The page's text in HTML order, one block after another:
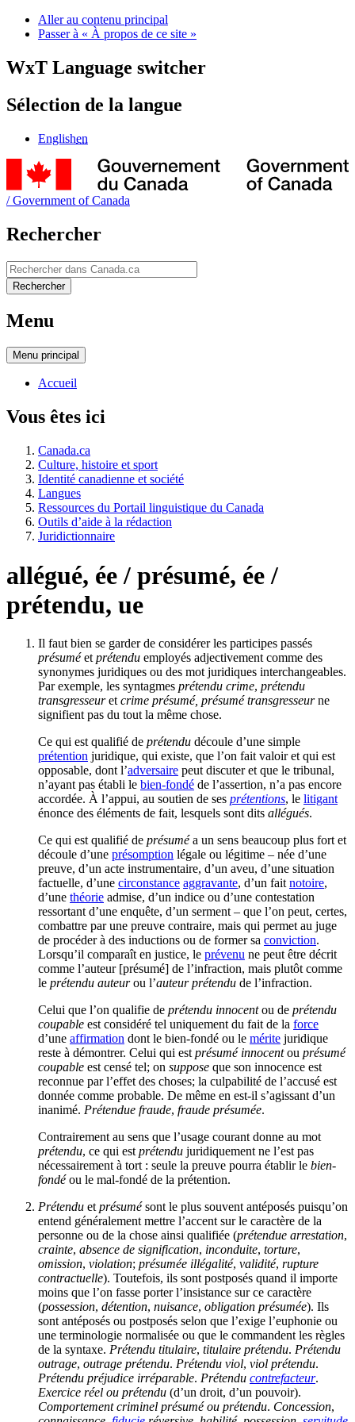
Aller au contenu principal
Passer à « À propos de ce site »
WxT Language switcher
Sélection de la langue
Englishen
/Government of Canada
Rechercher
Rechercher
Rechercher
Menu
Menu principal
Accueil
Vous êtes ici
Canada.ca
Culture, histoire et sport
Identité canadienne et société
Langues
Ressources du Portail linguistique du Canada
Outils d’aide à la rédaction
Juridictionnaire
allégué, ée / présumé, ée /
prétendu, ue
Il faut bien se garder de considérer les participes passés
présuméet prétendu employés adjectivement comme des
synonymes juridiques ou des mot juridiques interchangeables.
Par exemple, les syntagmes prétendu crime, prétendu
transgresseuret crime présumé, présumé transgresseurne
signifient pas du tout la même chose.
Ce qui est qualifié de prétendu découle d’une simple
prétention juridique, qui existe, que l’on fait valoir et qui est
opposable, dont l’adversaire peut discuter et que le tribunal,
n’ayant pas établi le bien-fondé de l’assertion, n’a pas encore
accordée. À l’appui, au soutien de ses prétentions, le litigant
énonce des éléments de fait, lesquels sont dits allégués.
Ce qui est qualifié de présuméa un sens beaucoup plus fort et
découle d’une présomption légale ou légitime – née d’une
preuve, d’un acte instrumentaire, d’un aveu, d’une situation
factuelle, d’une circonstance aggravante, d’un fait notoire,
d’une théorie admise, d’un indice ou d’une contestation
ressortant d’une enquête, d’un serment – que l’on peut, certes,
combattre par une preuve contraire, mais qui permet au juge
de procéder à des inductions ou de former sa conviction.
Lorsqu’il comparaît en justice, le prévenu ne peut être décrit
comme l’auteur [présumé] de l’infraction, mais plutôt comme
le prétendu auteurou l’auteur prétendu de l’infraction.
Celui que l’on qualifie de prétendu innocentou de prétendu
coupable est considéré tel uniquement du fait de la force
d’une affirmation dont le bien-fondé ou le mérite juridique
reste à démontrer. Celui qui est présumé innocentou présumé
coupable est censé tel; on suppose que son innocence est
reconnue par l’effet des choses; la culpabilité de l’accusé est
donnée comme probable. De même en est-il s’agissant d’un
inanimé. Prétendue fraude, fraude présumée.
Contrairement au sens que l’usage courant donne au mot
prétendu, ce qui est prétendu juridiquement ne l’est pas
nécessairement à tort : seule la preuve pourra établir le bien-
fondéou le mal-fondé de la prétention.
Prétendu et présumésont le plus souvent antéposés puisqu’on
entend généralement mettre l’accent sur le caractère de la
personne ou de la chose ainsi qualifiée (prétendue arrestation,
crainte, absence de signification, inconduite, torture,
omission, violation; présumée illégalité, validité, rupture
contractuelle). Toutefois, ils sont postposés quand il importe
moins que l’on fasse porter l’insistance sur ce caractère
(possession, détention, nuisance, obligation présumée). Ils
sont antéposés ou postposés selon que l’exige l’euphonie ou
une terminologie normalisée ou que le commandent les règles
de la syntaxe. Prétendu titulaire, titulaire prétendu. Prétendu
outrage, outrage prétendu. Prétendu viol, viol prétendu.
Prétendu préjudice irréparable. Prétendu contrefacteur.
Exercice réel ou prétendu (d’un droit, d’un pouvoir).
Comportement criminel présumé ou prétendu. Concession,